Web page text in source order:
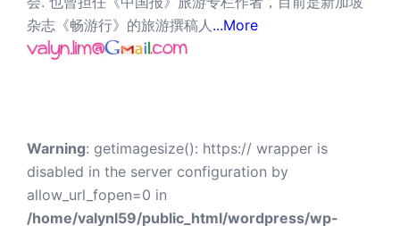
杂志《畅游行》的旅游撰稿人 ...More
Warning: getimagesize(): https:// wrapper is
disabled in the server configuration by
allow_url_fopen=0 in
/home/valynl59/public_html/wordpress/wp-